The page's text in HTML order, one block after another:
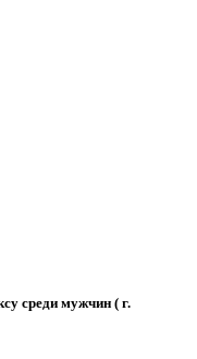
среди мужчин ( г.